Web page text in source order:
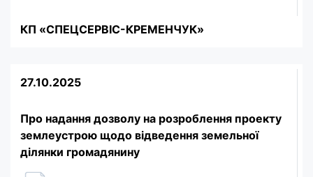
КП «СПЕЦСЕРВІС-КРЕМЕНЧУК»
27.10.2025
Про надання дозволу на розроблення проекту
землеустрою щодо відведення земельної
ділянки громадянину